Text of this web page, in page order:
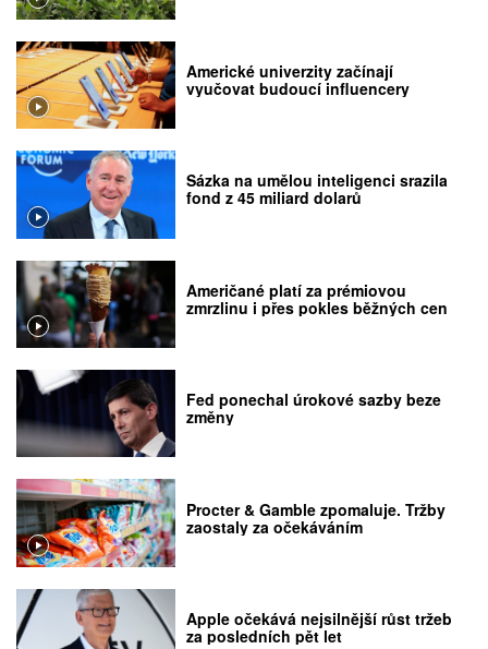
Americké univerzity začínají
vyučovat budoucí influencery
Sázka na umělou inteligenci srazila
fond z 45 miliard dolarů
Američané platí za prémiovou
zmrzlinu i přes pokles běžných cen
Fed ponechal úrokové sazby beze
změny
Procter & Gamble zpomaluje. Tržby
zaostaly za očekáváním
Apple očekává nejsilnější růst tržeb
za posledních pět let